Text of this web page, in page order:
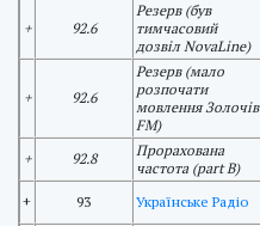
+ 92.6
Резерв (був
тимчасовий
дозвіл NovaLine)
+ 92.6
Резерв (мало
розпочати
мовлення Золочів
FM)
+ 92.8
Прорахована
частота (part B)
+ 93 Українське Радіо